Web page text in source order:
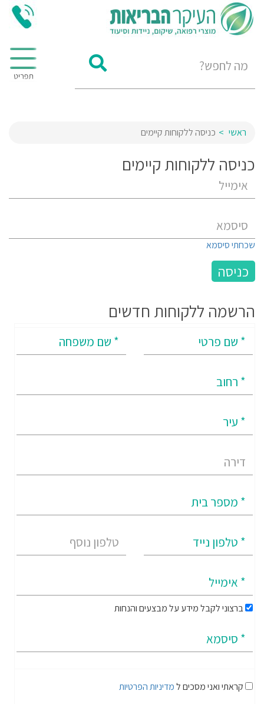
ראשי כניסה ללקוחות קיימים
כניסה ללקוחות קיימים
שכחתי סיסמא
הרשמה ללקוחות חדשים
ברצוני לקבל מידע על מבצעים והנחות
קראתי ואני מסכים למדיניות הפרטיות